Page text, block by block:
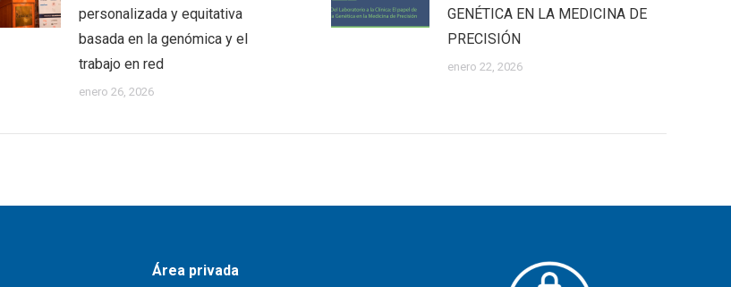
personalizada y equitativa
basada en la genómica y el
trabajo en red
enero 26, 2026
GENÉTICA EN LA MEDICINA DE
PRECISIÓN
enero 22, 2026
Área privada